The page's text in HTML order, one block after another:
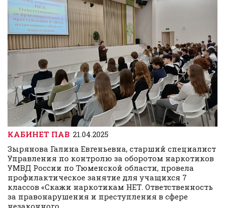
КАБИНЕТ ПАВ 21.04.2025
Зырянова Галина Евгеньевна, старший специалист
Управления по контролю за оборотом наркотиков
УМВД России по Тюменской области, провела
профилактическое занятие для учащихся 7
классов «Скажи наркотикам НЕТ. Ответственность
за правонарушения и преступления в сфере